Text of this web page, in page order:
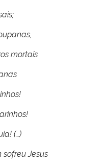
mortais
(…)
Jesus